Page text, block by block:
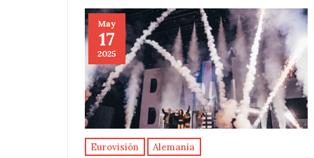
May
17
2025
Eurovisión Alemania